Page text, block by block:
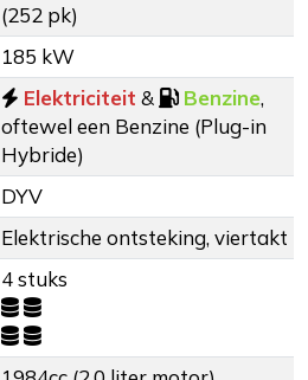
(252 pk)
185 kW
Elektriciteit & Benzine,
oftewel een Benzine (Plug-in
Hybride)
DYV
Elektrische ontsteking, viertakt
4 stuks